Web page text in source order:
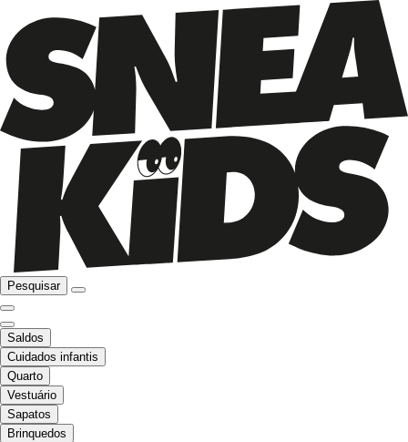
Pesquisar
Saldos
Cuidados infantis
Quarto
Vestuário
Sapatos
Brinquedos